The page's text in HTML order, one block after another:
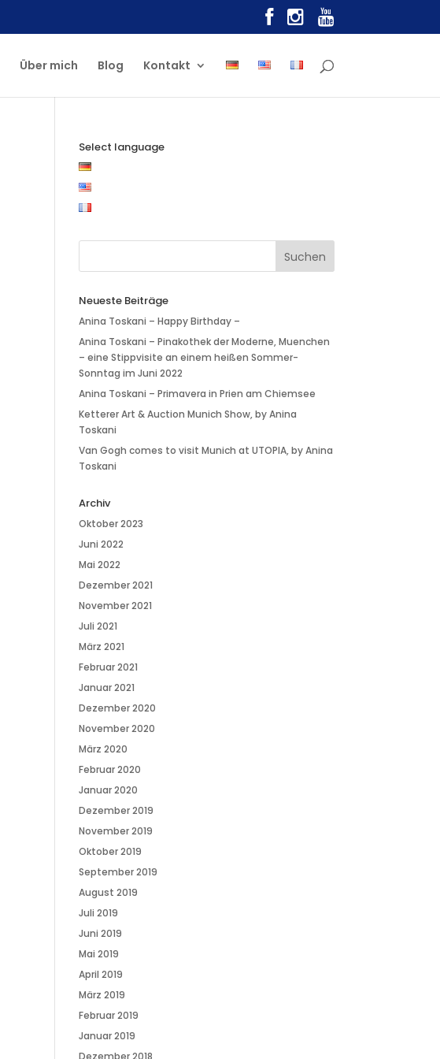
Über mich Blog Kontakt
Select language
Neueste Beiträge
Anina Toskani – Happy Birthday –
Anina Toskani – Pinakothek der Moderne, Muenchen
– eine Stippvisite an einem heißen Sommer-
Sonntag im Juni 2022
Anina Toskani – Primavera in Prien am Chiemsee
Ketterer Art & Auction Munich Show, by Anina
Toskani
Van Gogh comes to visit Munich at UTOPIA, by Anina
Toskani
Archiv
Oktober 2023
Juni 2022
Mai 2022
Dezember 2021
November 2021
Juli 2021
März 2021
Februar 2021
Januar 2021
Dezember 2020
November 2020
März 2020
Februar 2020
Januar 2020
Dezember 2019
November 2019
Oktober 2019
September 2019
August 2019
Juli 2019
Juni 2019
Mai 2019
April 2019
März 2019
Februar 2019
Januar 2019
Dezember 2018